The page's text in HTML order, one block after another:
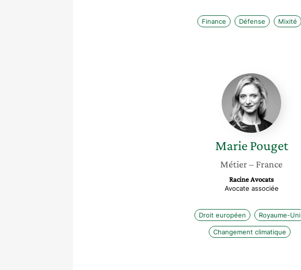
Finance Défense Mixité
Marie
Pouget
Marie Pouget
Métier– France
Racine Avocats
Avocate associée
Droit européen Royaume-Uni
Changement climatique